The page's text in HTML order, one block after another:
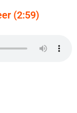
(2:59)